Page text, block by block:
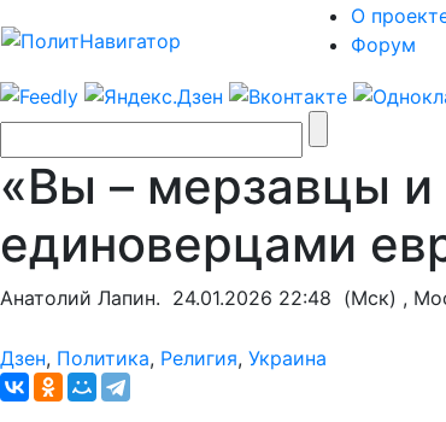
О
Форум
«Вы – мерзавцы и
единоверцами
Анатолий Лапин. 24.01.2026 22:48 (Мск) ,
Дзен, Политика, Религия, Украина